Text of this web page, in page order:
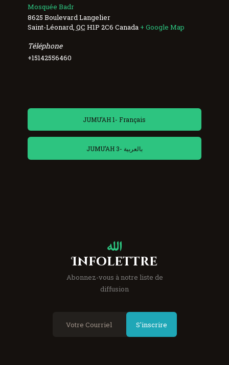
Mosquée Badr
8625 Boulevard Langelier
Saint-Léonard QC H1P 2C6 Canada + Google Map
Téléphone
+15142556460
JUMU’AH 1- Français
JUMU’AH 3- بالعربية
Infolettre
Abonnez-vous à notre liste de
diffusion
S'inscrire